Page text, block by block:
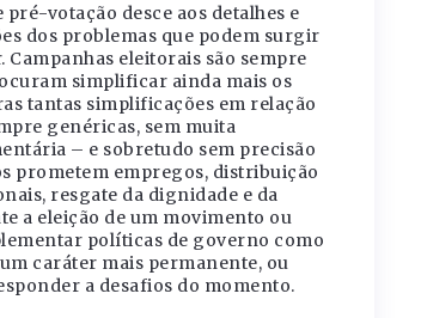
votação desce aos detalhes e
dos problemas que podem surgir
eleitorais são sempre
simplificar ainda mais os
tantas simplificações em relação
genéricas, sem muita
– e sobretudo sem precisão
prometem empregos, distribuição
resgate da dignidade e da
a eleição de um movimento ou
políticas de governo como
caráter mais permanente, ou
a desafios do momento.